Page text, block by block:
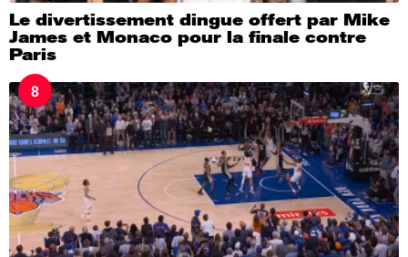
Le divertissement dingue offert par Mike
James et Monaco pour la finale contre
Paris
8